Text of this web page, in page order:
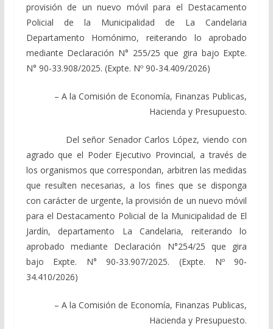
provisión de un nuevo móvil para el Destacamento
Policial de la Municipalidad de La Candelaria
Departamento Homónimo, reiterando lo aprobado
mediante Declaración N° 255/25 que gira bajo Expte.
N° 90-33.908/2025. (Expte. Nº 90-34.409/2026)
– A la Comisión de Economía, Finanzas Publicas,
Hacienda y Presupuesto.
Del señor Senador Carlos López, viendo con
agrado que el Poder Ejecutivo Provincial, a través de
los organismos que correspondan, arbitren las medidas
que resulten necesarias, a los fines que se disponga
con carácter de urgente, la provisión de un nuevo móvil
para el Destacamento Policial de la Municipalidad de El
Jardín, departamento La Candelaria, reiterando lo
aprobado mediante Declaración N°254/25 que gira
bajo Expte. N° 90-33.907/2025. (Expte. Nº 90-
34.410/2026)
– A la Comisión de Economía, Finanzas Publicas,
Hacienda y Presupuesto.